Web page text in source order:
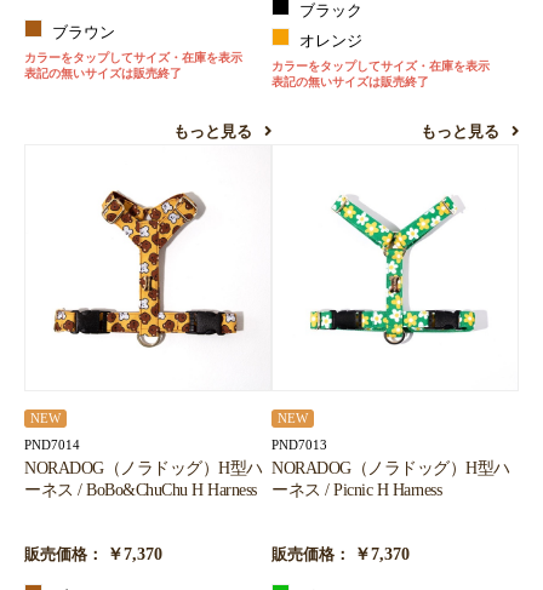
ブラウン
カラーをタップしてサイズ・在庫を表示
表記の無いサイズは販売終了
もっと見る
ブラック
オレンジ
カラーをタップしてサイズ・在庫を表示
表記の無いサイズは販売終了
もっと見る
NEW
PND7014
NORADOG（ノラドッグ）H型ハ
ーネス / BoBo&ChuChu H Harness
販売価格： ￥7,370
NEW
PND7013
NORADOG（ノラドッグ）H型ハ
ーネス / Picnic H Harness
販売価格： ￥7,370